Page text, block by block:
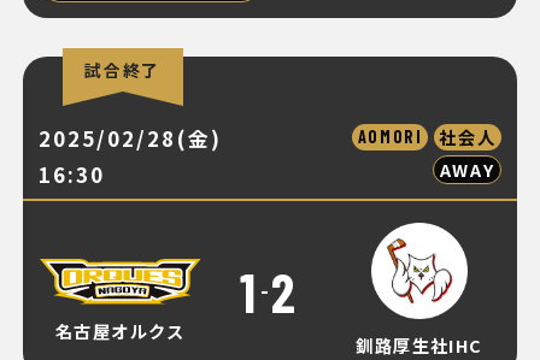
試合終了
2025/02/28(金)
16:30
AOMORI
社会人
AWAY
名古屋オルクス
1 - 2
釧路厚生社IHC